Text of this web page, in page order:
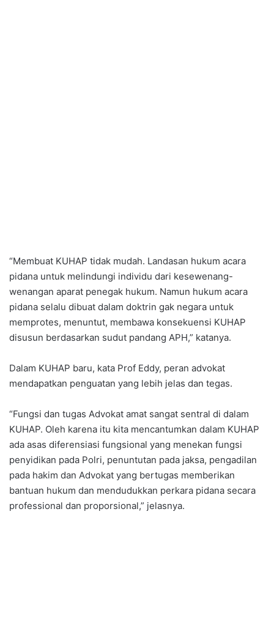
“Membuat KUHAP tidak mudah. Landasan hukum acara
pidana untuk melindungi individu dari kesewenang-
wenangan aparat penegak hukum. Namun hukum acara
pidana selalu dibuat dalam doktrin gak negara untuk
memprotes, menuntut, membawa konsekuensi KUHAP
disusun berdasarkan sudut pandang APH,” katanya.
Dalam KUHAP baru, kata Prof Eddy, peran advokat
mendapatkan penguatan yang lebih jelas dan tegas.
“Fungsi dan tugas Advokat amat sangat sentral di dalam
KUHAP. Oleh karena itu kita mencantumkan dalam KUHAP
ada asas diferensiasi fungsional yang menekan fungsi
penyidikan pada Polri, penuntutan pada jaksa, pengadilan
pada hakim dan Advokat yang bertugas memberikan
bantuan hukum dan mendudukkan perkara pidana secara
professional dan proporsional,” jelasnya.